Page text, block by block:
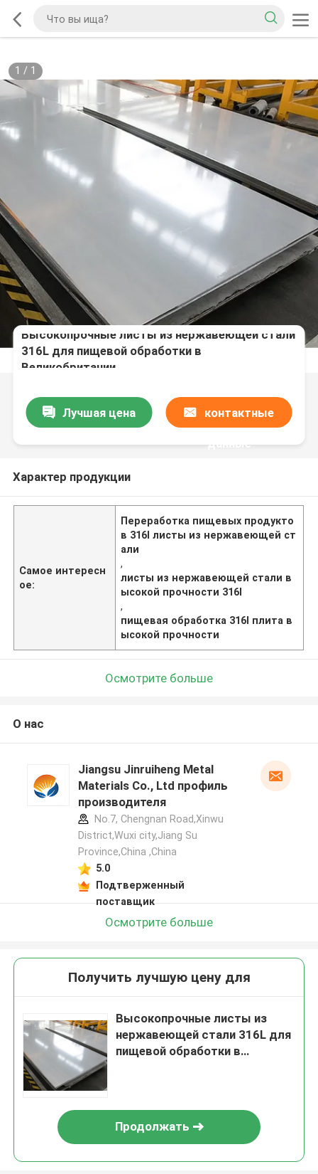
1 / 1
Высокопрочные листы из нержавеющей стали
316L для пищевой обработки в
Великобритании
Лучшая цена контактные
данные
Характер продукции
Самое интересн
ое:
Переработка пищевых продукто
в 316l листы из нержавеющей ст
али
,
листы из нержавеющей стали в
ысокой прочности 316l
,
пищевая обработка 316l плита в
ысокой прочности
Осмотрите больше
О нас
Jiangsu Jinruiheng Metal
Materials Co., Ltd профиль
производителя
No.7, Chengnan Road,Xinwu
District,Wuxi city,Jiang Su
Province,China ,China
5.0
Подтверженный
поставщик
Осмотрите больше
Получить лучшую цену для
Высокопрочные листы из
нержавеющей стали 316L для
пищевой обработки в
Продолжать